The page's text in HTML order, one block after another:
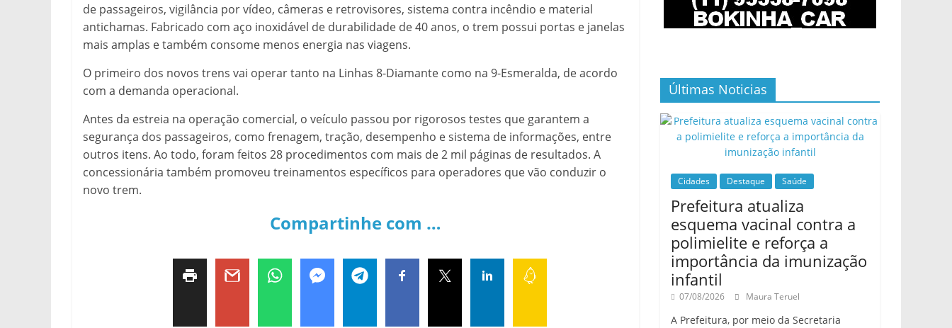
de passageiros, vigilância por vídeo, câmeras e retrovisores, sistema contra incêndio e material
antichamas. Fabricado com aço inoxidável de durabilidade de 40 anos, o trem possui portas e janelas
mais amplas e também consome menos energia nas viagens.
O primeiro dos novos trens vai operar tanto na Linhas 8-Diamante como na 9-Esmeralda, de acordo
com a demanda operacional.
Antes da estreia na operação comercial, o veículo passou por rigorosos testes que garantem a
segurança dos passageiros, como frenagem, tração, desempenho e sistema de informações, entre
outros itens. Ao todo, foram feitos 28 procedimentos com mais de 2 mil páginas de resultados. A
concessionária também promoveu treinamentos específicos para operadores que vão conduzir o
novo trem.
Compartinhe com …
Últimas Noticias
Cidades Destaque Saúde
Prefeitura atualiza
esquema vacinal contra a
polimielite e reforça a
importância da imunização
infantil
07/08/2026 Maura Teruel
A Prefeitura, por meio da Secretaria